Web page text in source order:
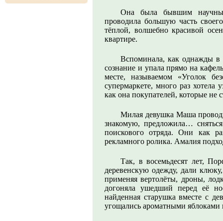
Она была бывшим
проводила большую часть
тёплой, волшебно красивой
квартире.
Вспоминала, как однажды в
сознание и упала прямо на
месте, называемом «Уголок
супермаркете, много раз хотела
как она покупателей, которые не
Милая девушка Маша
знакомую, предложила…
поискового отряда. Они как
рекламного ролика. Амалия
Так, в восемьдесят лет,
деревенскую одежду, дали
применяя вертолёты, дроны,
догоняла ушедший перед её
найденная старушка вместе с
угощались ароматными